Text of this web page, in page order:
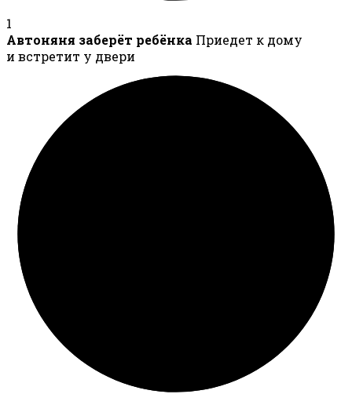
1
Автоняня заберёт ребёнка Приедет к дому
и встретит у двери